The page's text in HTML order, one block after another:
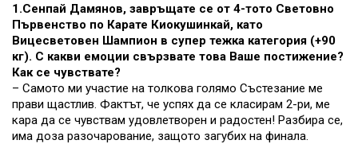
1.Сенпай Дамянов, завръщате се от 4-тото Световно
Първенство по Карате Киокушинкай, като
Вицесветовен Шампион в супер тежка категория (+90
кг). С какви емоции свързвате това Ваше постижение?
Как се чувствате?
– Самото ми участие на толкова голямо Състезание ме
прави щастлив. Фактът, че успях да се класирам 2-ри, ме
кара да се чувствам удовлетворен и радостен! Разбира се,
има доза разочарование, защото загубих на финала.